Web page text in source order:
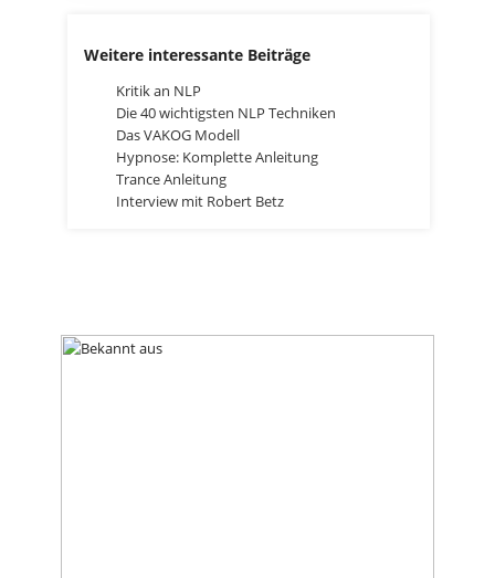
Weitere interessante Beiträge
Kritik an NLP
Die 40 wichtigsten NLP Techniken
Das VAKOG Modell
Hypnose: Komplette Anleitung
Trance Anleitung
Interview mit Robert Betz